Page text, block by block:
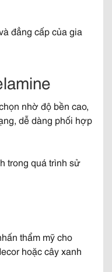
đẳng cấp của gia
nhờ độ bền cao,
dễ dàng phối hợp
trong quá trình sử
thẩm mỹ cho
hoặc cây xanh